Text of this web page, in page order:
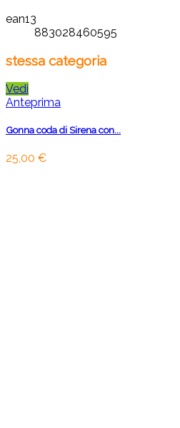
ean13
883028460595
stessa categoria
Vedi
Anteprima
Gonna coda di Sirena con...
25,00 €